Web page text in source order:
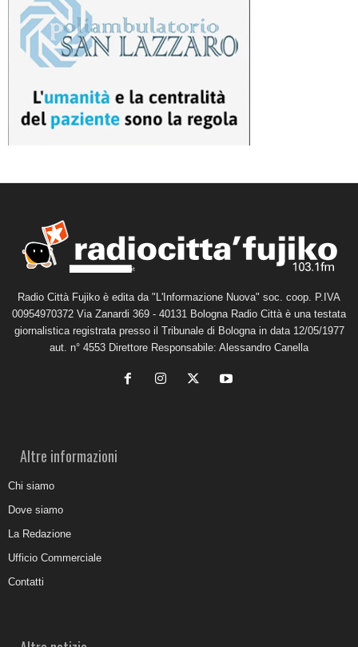
Radio Città Fujiko è edita da "L'Informazione Nuova" soc. coop. P.IVA
00954970372 Via Zanardi 369 - 40131 Bologna Radio Città è una testata
giornalistica registrata presso il Tribunale di Bologna in data 12/05/1977
aut. n° 4553 Direttore Responsabile: Alessandro Canella
Altre informazioni
Chi siamo
Dove siamo
La Redazione
Ufficio Commerciale
Contatti